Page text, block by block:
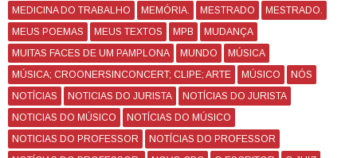
MEDICINA DO TRABALHO
MEMÓRIA. MESTRADO
MESTRADO.
MEUS POEMAS
MEUS TEXTOS MPB
MUDANÇA
MUITAS FACES DE UM PAMPLONA
MUNDO
MÚSICA
MÚSICA; CROONERSINCONCERT; CLIPE; ARTE
MÚSICO
NÓS
NOTÍCIAS
NOTICIAS DO JURISTA
NOTÍCIAS DO JURISTA
NOTICIAS DO MÚSICO
NOTÍCIAS DO MÚSICO
NOTICIAS DO PROFESSOR
NOTÍCIAS DO PROFESSOR